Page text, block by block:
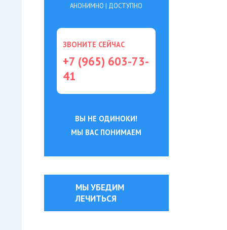
АНОНИМНО | ДОСТУПНО
ЗВОНИТЕ СЕЙЧАС
+7 (965) 603-73-
41
ВЫ НЕ ОДИНОКИ!
МЫ ВАС ПОНИМАЕМ
МЫ УБЕДИМ
ЛЕЧИТЬСЯ